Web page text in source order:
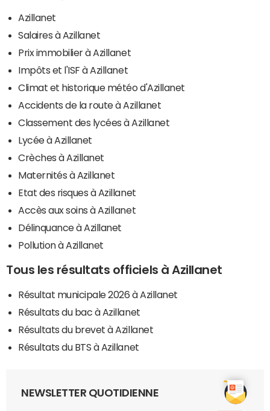
Azillanet
Salaires à Azillanet
Prix immobilier à Azillanet
Impôts et l'ISF à Azillanet
Climat et historique météo d'Azillanet
Accidents de la route à Azillanet
Classement des lycées à Azillanet
Lycée à Azillanet
Crèches à Azillanet
Maternités à Azillanet
Etat des risques à Azillanet
Accès aux soins à Azillanet
Délinquance à Azillanet
Pollution à Azillanet
Tous les résultats officiels à Azillanet
Résultat municipale 2026 à Azillanet
Résultats du bac à Azillanet
Résultats du brevet à Azillanet
Résultats du BTS à Azillanet
NEWSLETTER QUOTIDIENNE